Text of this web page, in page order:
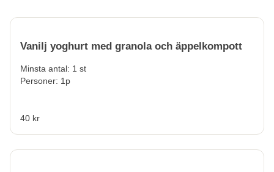
Vanilj yoghurt med granola och äppelkompott
Minsta antal: 1 st
Personer: 1p
40 kr